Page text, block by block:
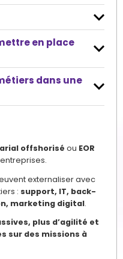
en place
dans une
offshorisé ou EOR
externaliser avec
: support, IT, back-
marketing digital.
plus d’agilité et
sur des missions à